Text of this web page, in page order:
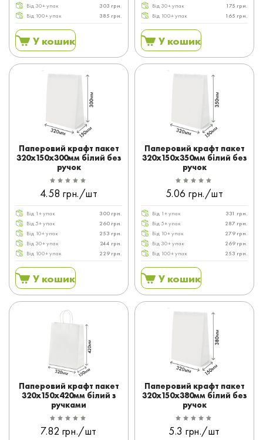
Від 30+ упак
303 грн.
Від 100+ упак
385 грн.
У кошик
Від 30+ упак
175 грн.
Від 100+ упак
165 грн.
У кошик
Паперовий крафт пакет
320x150x300мм білий без
ручок
4.58 грн./шт
Від 1+ упак
300 грн.
Від 5+ упак
260 грн.
Від 10+ упак
253 грн.
Від 30+ упак
244 грн.
Від 100+ упак
229 грн.
У кошик
Паперовий крафт пакет
320x150x350мм білий без
ручок
5.06 грн./шт
Від 1+ упак
331 грн.
Від 5+ упак
287 грн.
Від 10+ упак
279 грн.
Від 30+ упак
269 грн.
Від 100+ упак
253 грн.
У кошик
Паперовий крафт пакет
320x150x420мм білий з
ручками
7.82 грн./шт
Паперовий крафт пакет
320x150x380мм білий без
ручок
5.3 грн./шт